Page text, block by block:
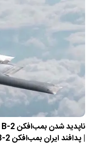
| پدافند ایران بمب‌افکن B-2 را شکار کرد؟